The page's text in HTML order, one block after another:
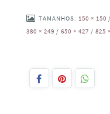
TAMANHOS: 150 × 150 /
380 × 249 / 650 × 427 / 825